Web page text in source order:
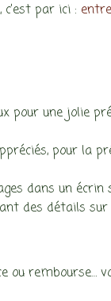
par ici :
pour une jolie
pour la
dans un
des détails
ou rembourse…